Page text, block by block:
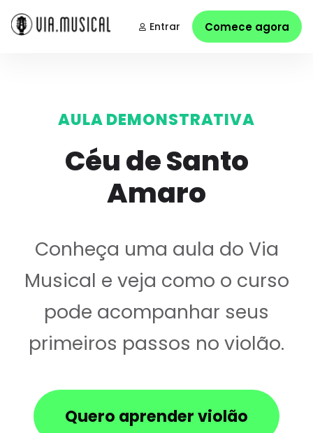
Entrar Comece agora
AULA DEMONSTRATIVA
Céu de Santo
Amaro
Conheça uma aula do Via
Musical e veja como o curso
pode acompanhar seus
primeiros passos no violão.
Quero aprender violão